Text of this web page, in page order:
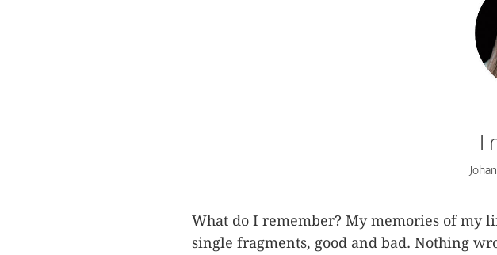
I
What do I remember? My memories of my
single fragments, good and bad. Nothing